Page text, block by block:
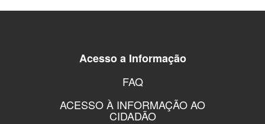
Acesso a Informação
FAQ
ACESSO À INFORMAÇÃO AO
CIDADÃO